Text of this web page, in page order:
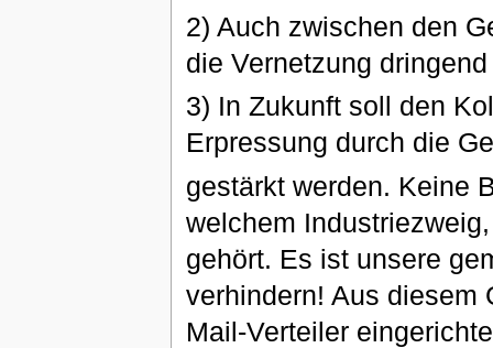
2) Auch zwischen den
die Vernetzung
3) In Zukunft soll den
Erpressung durch die
gestärkt werden. Keine
welchem
gehört. Es ist unsere
verhindern! Aus diesem
Mail-Verteiler